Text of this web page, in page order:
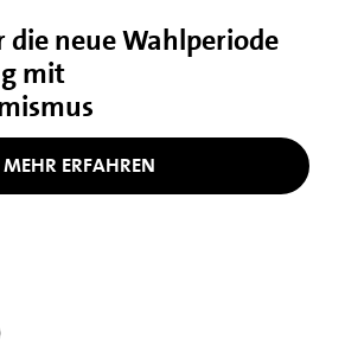
neue Wahlperiode
mit
MEHR ERFAHREN